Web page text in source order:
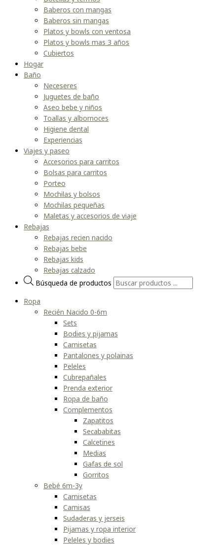
Baberos con mangas
Baberos sin mangas
Platos y bowls con ventosa
Platos y bowls mas 3 años
Cubiertos
Hogar
Baño
Neceseres
Juguetes de baño
Aseo bebe y niños
Toallas y albornoces
Higiene dental
Experiencias
Viajes y paseo
Accesorios para carritos
Bolsas para carritos
Porteo
Mochilas y bolsos
Mochilas pequeñas
Maletas y accesorios de viaje
Rebajas
Rebajas recien nacido
Rebajas bebe
Rebajas kids
Rebajas calzado
Búsqueda de productos
Ropa
Recién Nacido 0-6m
Sets
Bodies y pijamas
Camisetas
Pantalones y polainas
Peleles
Cubrepañales
Prenda exterior
Ropa de baño
Complementos
Zapatitos
Secababitas
Calcetines
Medias
Gafas de sol
Gorritos
Bebé 6m-3y
Camisetas
Camisas
Sudaderas y jerseis
Pijamas y ropa interior
Peleles y bodies